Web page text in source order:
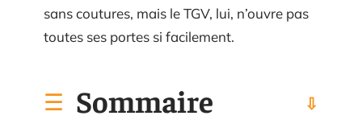
sans coutures, mais le TGV, lui, n’ouvre pas
toutes ses portes si facilement.
Sommaire